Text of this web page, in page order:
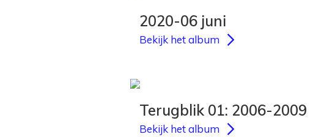
2020-06 juni
Bekijk het album
Terugblik 01: 2006-2009
Bekijk het album